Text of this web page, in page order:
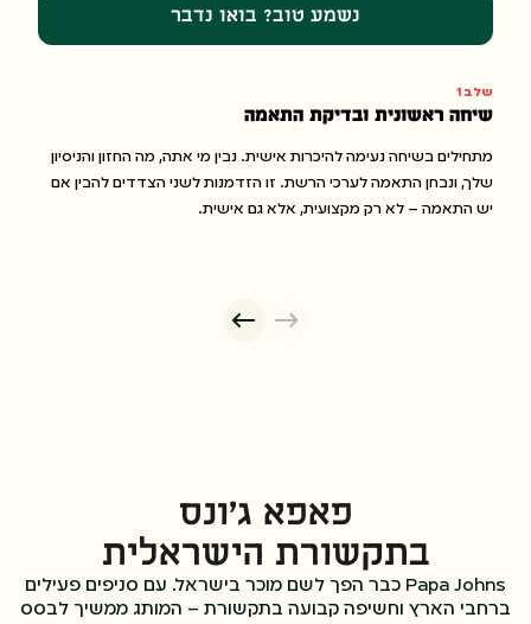
נשמע טוב? בואו נדבר
שלב 1
שיחה ראשונית ובדיקת התאמה
מתחילים בשיחה נעימה להיכרות אישית. נבין מי אתה, מה החזון והניסיון
שלך, ונבחן התאמה לערכי הרשת. זו הזדמנות לשני הצדדים להבין אם
יש התאמה – לא רק מקצועית, אלא גם אישית.
שלב 3
קבלת החלטה ויציאה לדרך
פאפא ג’ונס
בתקשורת הישראלית
Papa Johns כבר הפך לשם מוכר בישראל. עם סניפים פעילים
ברחבי הארץ וחשיפה קבועה בתקשורת – המותג ממשיך לבסס